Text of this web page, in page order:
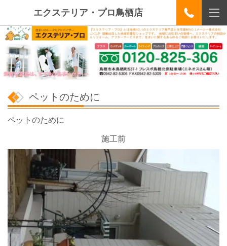
エクステリア・プロ鳥栖店
ペットのために
ペットのために
施工前